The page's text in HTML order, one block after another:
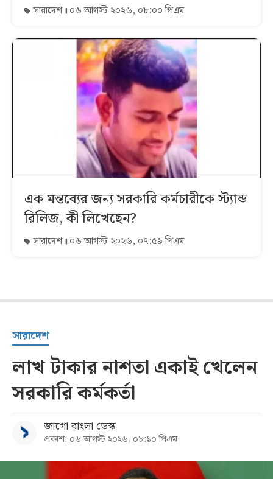
সারাদেশ ০৬ আগস্ট ২০২৬, ০৮:০০ পিএম
এক মন্তব্যের জন্য সরকারি কর্মচারীকে স্ট্যান্ড
রিলিজ, কী লিখেছেন?
সারাদেশ ০৬ আগস্ট ২০২৬, ০৭:৫৯ পিএম
সারাদেশ
লাখ টাকার নাশতা একাই খেলেন
সরকারি কর্মকর্তা
জাগো বাংলা ডেস্ক
প্রকাশ: ০৬ আগস্ট ২০২৬, ০৮:১০ পিএম